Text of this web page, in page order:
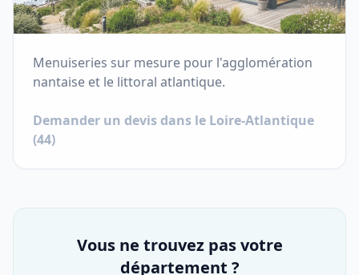
Menuiseries sur mesure pour l'agglomération
nantaise et le littoral atlantique.
Demander un devis dans le Loire-Atlantique
(44)
Vous ne trouvez pas votre
département ?